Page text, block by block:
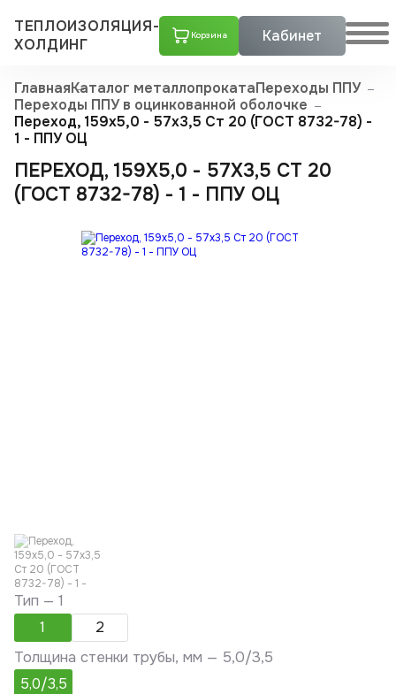
ТЕПЛОИЗОЛЯЦИЯ-
ХОЛДИНГ
Корзина Кабинет
ГлавнаяКаталог металлопрокатаПереходы ППУ
Переходы ППУ в оцинкованной оболочке
Переход, 159х5,0 - 57x3,5 Ст 20 (ГОСТ 8732-78) -
1 - ППУ ОЦ
ПЕРЕХОД, 159Х5,0 - 57X3,5 СТ 20
(ГОСТ 8732-78) - 1 - ППУ ОЦ
Тип —1
1
2
Толщина стенки трубы, мм — 5,0/3,5
5,0/3,5